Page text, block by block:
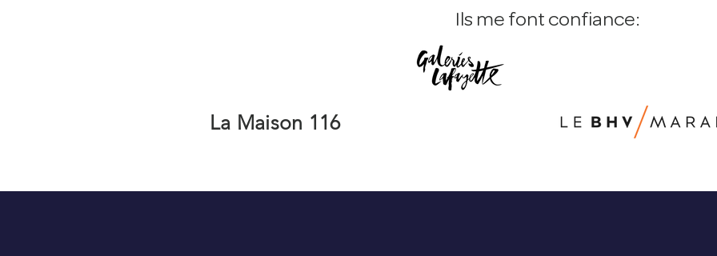
Ils me font confiance:
La Maison 116